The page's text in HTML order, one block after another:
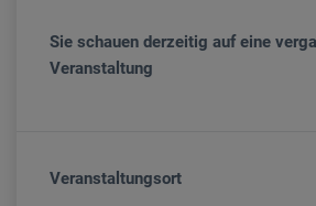
Sie schauen derzeitig auf eine
Veranstaltung
Veranstaltungsort